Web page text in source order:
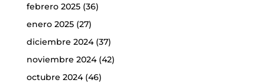
febrero 2025(36)
enero 2025(27)
diciembre 2024(37)
noviembre 2024(42)
octubre 2024(46)